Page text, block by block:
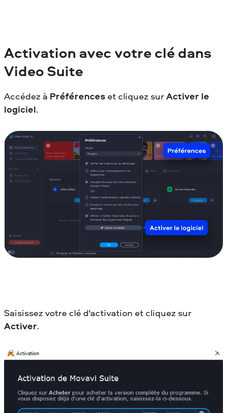
Activation avec votre clé dans
Video Suite
Accédez à Préférences et cliquez surActiver le
logiciel.
Saisissez votre clé d'activation et cliquez sur
Activer.